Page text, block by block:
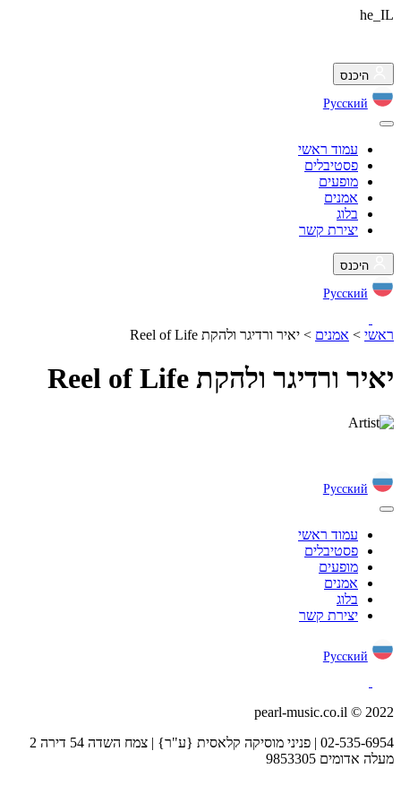
he_IL
Русский
עמוד ראשי
פסטיבלים
מופעים
אמנים
בלוג
יצירת קשר
Русский
ראשי > אמנים > יאיר ורדיגר ולהקת Reel of Life
יאיר ורדיגר ולהקת Reel of Life
Русский
עמוד ראשי
פסטיבלים
מופעים
אמנים
בלוג
יצירת קשר
Русский
pearl-music.co.il © 2022
02-535-6954 | פניני מוסיקה קלאסית {ע"ר} | צמח השדה 54 דירה 2
מעלה אדומים 9853305